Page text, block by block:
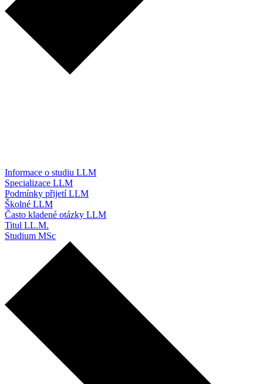
Informace o studiu LLM
Specializace LLM
Podmínky přijetí LLM
Školné LLM
Často kladené otázky LLM
Titul LL.M.
Studium MSc